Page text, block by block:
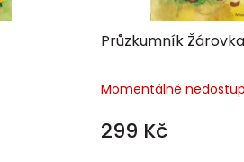
Průzkumník Žárovka
Momentálně
299 Kč